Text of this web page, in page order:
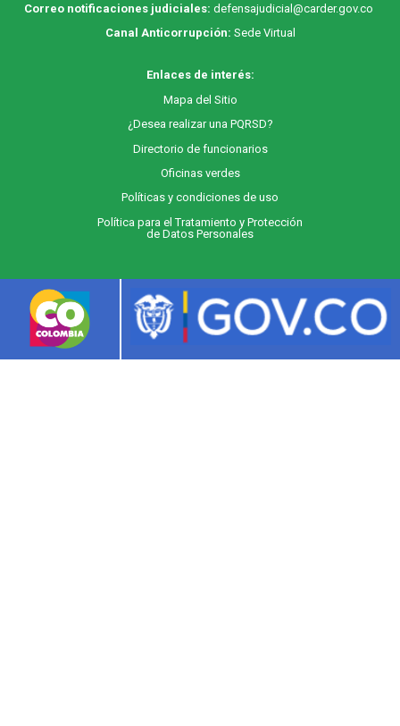
Correo notificaciones judiciales: defensajudicial@carder.gov.co
Canal Anticorrupción: Sede Virtual
Enlaces de interés:
Mapa del Sitio
¿Desea realizar una PQRSD?
Directorio de funcionarios
Oficinas verdes
Políticas y condiciones de uso
Política para el Tratamiento y Protección
de Datos Personales